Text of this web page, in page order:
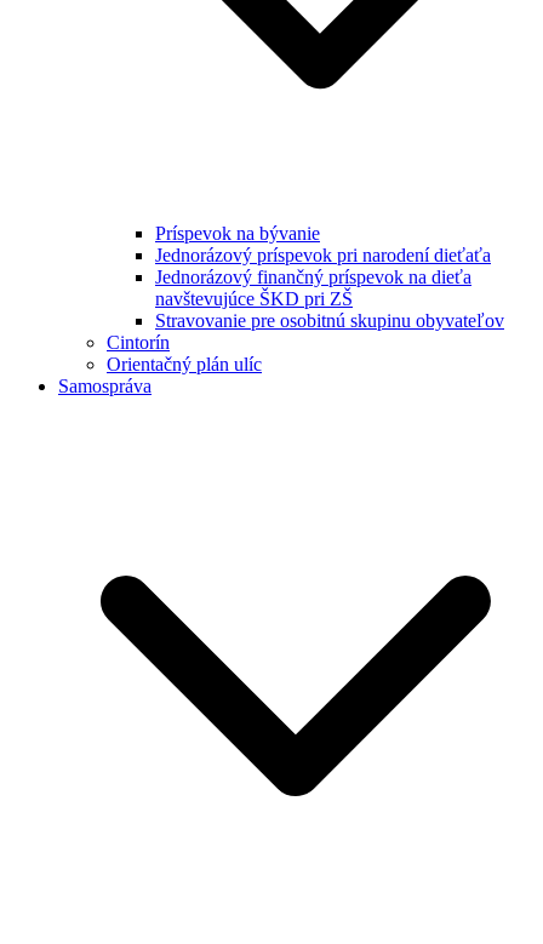
Príspevok na bývanie
Jednorázový príspevok pri narodení dieťaťa
Jednorázový finančný príspevok na dieťa
navštevujúce ŠKD pri ZŠ
Stravovanie pre osobitnú skupinu obyvateľov
Cintorín
Orientačný plán ulíc
Samospráva